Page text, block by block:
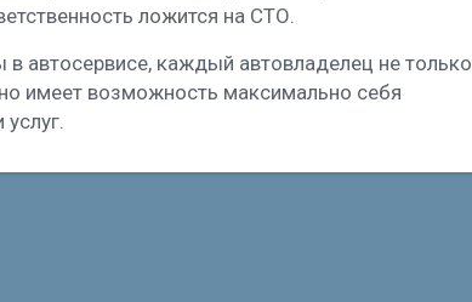
ложится на СТО.
автосервисе, каждый автовладелец не только
имеет возможность максимально себя